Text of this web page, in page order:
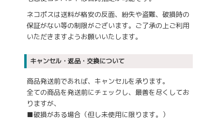
ネコポスは送料が格安の反面、紛失や盗難、破損時の
保証がない等の制限がございます。ご了承の上ご利用
いただきますようお願いいたします。
キャンセル・返品・交換について
商品発送前であれば、キャンセルを承ります。
全ての商品を発送前にチェックし、最善を尽くしてお
りますが、
■破損がある場合（但し未使用に限ります。）